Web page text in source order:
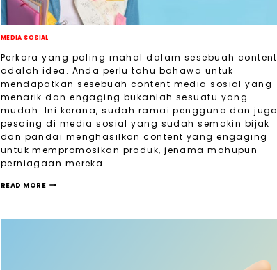
MEDIA SOSIAL
Perkara yang paling mahal dalam sesebuah content
adalah idea. Anda perlu tahu bahawa untuk
mendapatkan sesebuah content media sosial yang
menarik dan engaging bukanlah sesuatu yang
mudah. Ini kerana, sudah ramai pengguna dan juga
pesaing di media sosial yang sudah semakin bijak
dan pandai menghasilkan content yang engaging
untuk mempromosikan produk, jenama mahupun
perniagaan mereka. …
READ MORE